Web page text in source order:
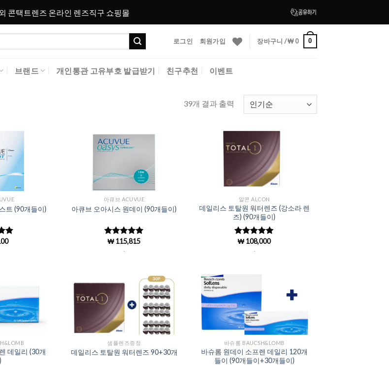
콘택트렌즈 온라인 렌즈직구 쇼핑몰
로그인 회원가입 장바구니 /₩0 0
브랜드 개인통관 고유부호 발급받기 친구추천 이벤트
39개 결과 출력
트 (90개들이)
아큐브 ACUVUE
아큐브 오아시스 원데이 (90개들이)
5 중에서
로 평
₩115,815
알콘 ALCON
데일리스 토탈원 워터렌즈 (강소라 렌
즈) (90개들이)
5 중에서
로 평
₩108,000
Wishlist
데일리 (30개
Add to
Wishlist
샘플렌즈증정
데일리스 토탈원 워터렌즈 90+30개
Add to
바슈롬 BAUCSH&LOMB
바슈롬 원데이 소프렌 데일리 120개
들이 (90개들이+30개들이)